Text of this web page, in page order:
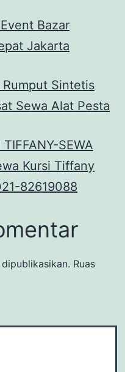
Bazar
Jakarta
Sintetis
Sewa Alat Pesta
TIFFANY-SEWA
Kursi Tiffany
82619088
Ruas